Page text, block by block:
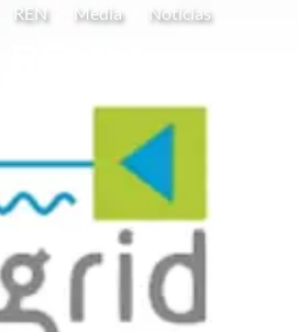
REN Media Notícias